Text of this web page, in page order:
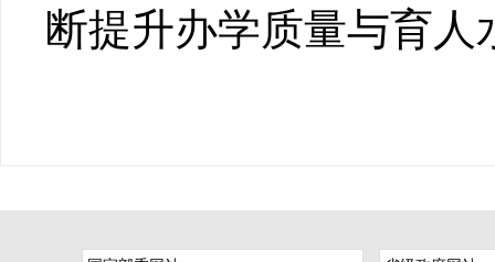
断提升办学质量与育